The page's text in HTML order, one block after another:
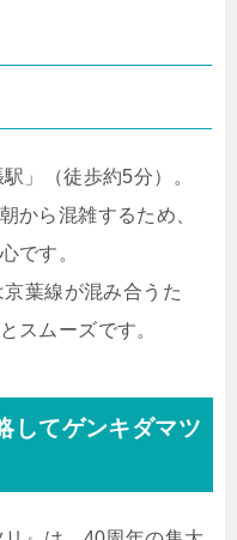
」（徒歩約5分）。
から混雑するため、
です。
葉線が混み合うた
スムーズです。
してゲンキダマツ